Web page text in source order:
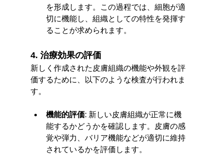
を形成します。この過程では、細胞が適
切に機能し、組織としての特性を発揮す
ることが求められます。
4. 治療効果の評価
新しく作成された皮膚組織の機能や外観を評
価するために、以下のような検査が行われま
す。
機能的評価: 新しい皮膚組織が正常に機
能するかどうかを確認します。皮膚の感
覚や弾力、バリア機能などが適切に維持
されているかを評価します。